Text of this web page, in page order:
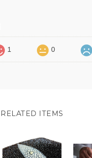
1 0
RELATED ITEMS